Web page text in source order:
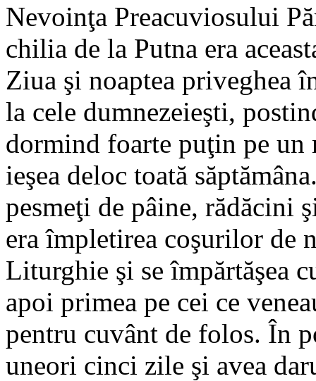
Nevoinţa Preacuviosului
chilia de la Putna era
Ziua şi noaptea priveghea
la cele dumnezeieşti,
dormind foarte puţin pe
ieşea deloc toată
pesmeţi de pâine, rădăcini
era împletirea coşurilor de
Liturghie şi se împărtăşea
apoi primea pe cei ce
pentru cuvânt de folos. În
uneori cinci zile şi avea